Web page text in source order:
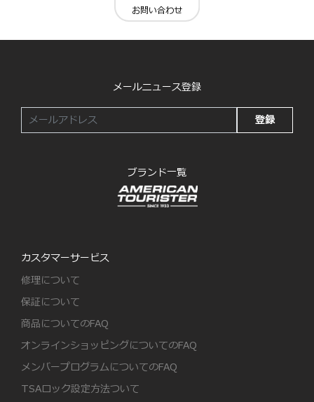
お問い合わせ
メールニュース登録
登録
ブランド一覧
カスタマーサービス
修理について
保証について
商品についてのFAQ
オンラインショッピングについてのFAQ
メンバープログラムについてのFAQ
TSAロック設定方法ついて